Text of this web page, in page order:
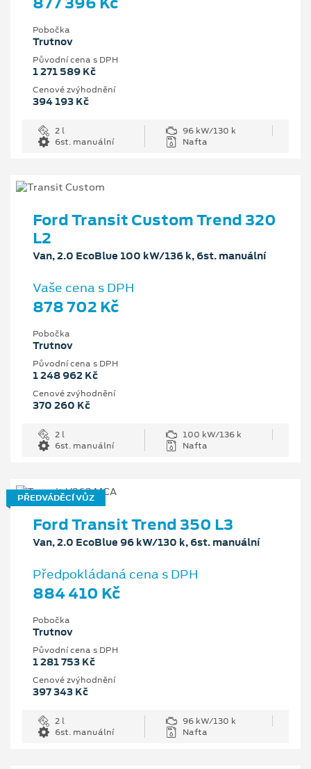
Pobočka
Trutnov
Původní cena s DPH
1 271 589 Kč
Cenové zvýhodnění
394 193 Kč
2 l
96 kW/130 k
6st. manuální
Nafta
Ford Transit Custom Trend 320
L2
Van, 2.0 EcoBlue 100 kW/136 k, 6st. manuální
Vaše cena s DPH
878 702 Kč
Pobočka
Trutnov
Původní cena s DPH
1 248 962 Kč
Cenové zvýhodnění
370 260 Kč
2 l
100 kW/136 k
6st. manuální
Nafta
PŘEDVÁDĚCÍ VŮZ
Ford Transit Trend 350 L3
Van, 2.0 EcoBlue 96 kW/130 k, 6st. manuální
Předpokládaná cena s DPH
884 410 Kč
Pobočka
Trutnov
Původní cena s DPH
1 281 753 Kč
Cenové zvýhodnění
397 343 Kč
2 l
96 kW/130 k
6st. manuální
Nafta